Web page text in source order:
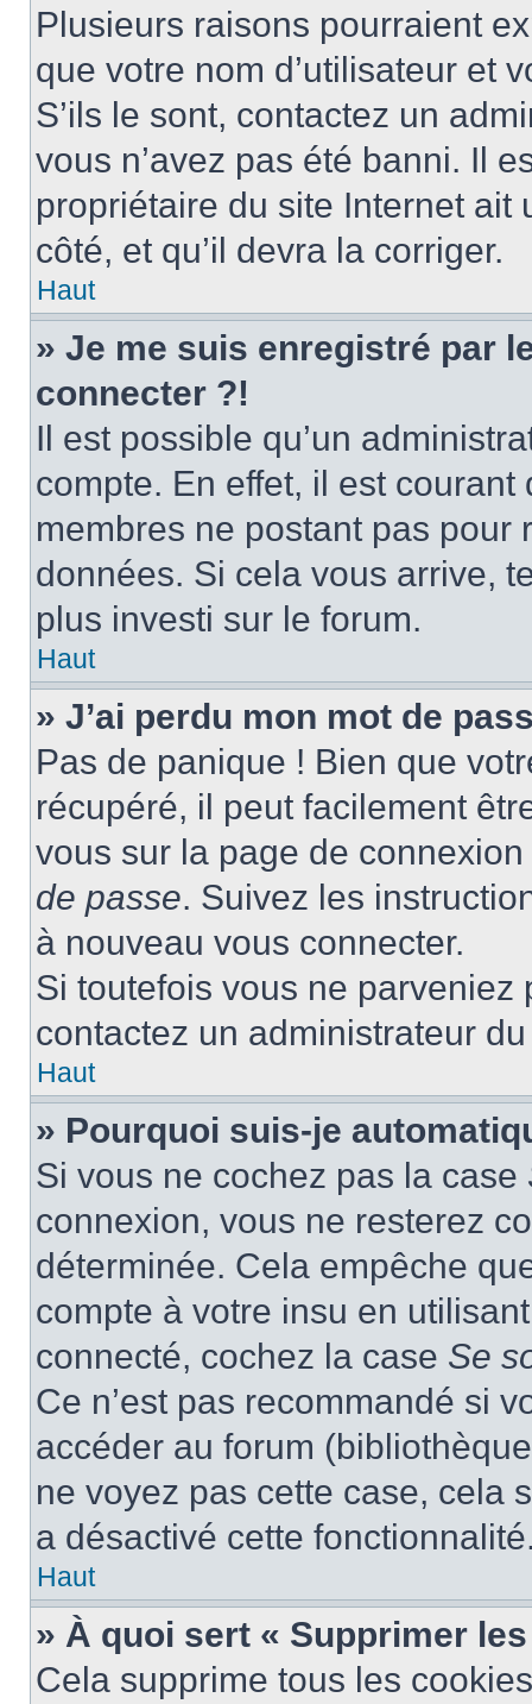
Plusieurs raisons pourraient
que votre nom d’utilisateur et
S’ils le sont, contactez un
vous n’avez pas été banni. Il
propriétaire du site Internet
côté, et qu’il devra la corriger.
Haut
» Je me suis enregistré par
connecter ?!
Il est possible qu’un
compte. En effet, il est
membres ne postant pas
données. Si cela vous arrive,
plus investi sur le forum.
Haut
» J’ai perdu mon mot de
Pas de panique ! Bien que
récupéré, il peut facilement
vous sur la page de
de passe. Suivez les
à nouveau vous connecter.
Si toutefois vous ne
contactez un administrateur
Haut
» Pourquoi suis-je
Si vous ne cochez pas la case
connexion, vous ne resterez
déterminée. Cela empêche
compte à votre insu en
connecté, cochez la case Se
Ce n’est pas recommandé si
accéder au forum
ne voyez pas cette case, cela
a désactivé cette
Haut
» À quoi sert « Supprimer
Cela supprime tous les